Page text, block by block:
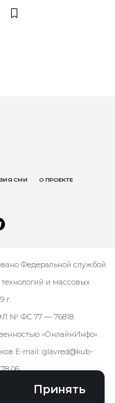
Принять
СМИ О ПРОЕКТЕ
Федеральной службой
и массовых
г.
№ ФС 77 — 76818.
«ОнлайнИнфо».
E-mail: glavred@kub-
06.